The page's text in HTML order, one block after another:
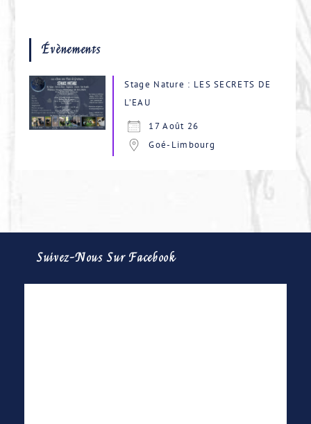
Évènements
Stage Nature : LES SECRETS DE
L’EAU
17 Août 26
Goé-Limbourg
Suivez-Nous Sur Facebook